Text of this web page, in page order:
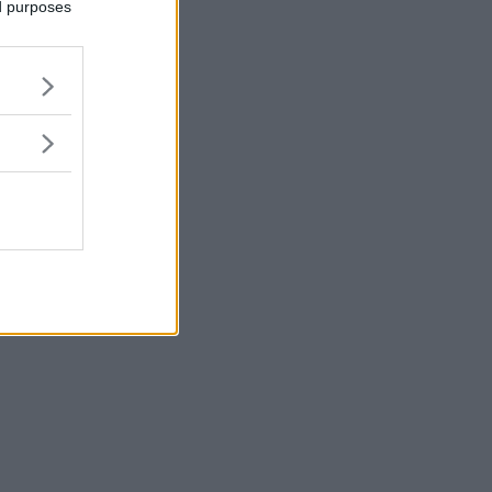
purposes